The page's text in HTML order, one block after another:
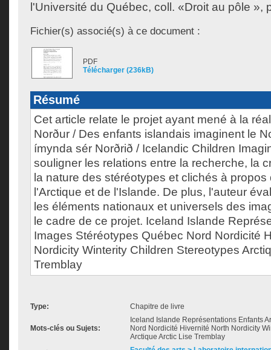
l'Université du Québec, coll. «Droit au pôle »,
Fichier(s) associé(s) à ce document :
PDF
Télécharger (236kB)
Résumé
Cet article relate le projet ayant mené à la
Norður / Des enfants islandais imaginent le
ímynda sér Norðrið / Icelandic Children
souligner les relations entre la recherche, la
la nature des stéréotypes et clichés à propos
l'Arctique et de l'Islande. De plus, l'auteur
les éléments nationaux et universels des
le cadre de ce projet. Iceland Islande
Images Stéréotypes Québec Nord Nordicité
Nordicity Winterity Children Stereotypes
Tremblay
Type: Chapitre de livre
Mots-clés ou Sujets:
Iceland Islande Représentations Enfants
Nord Nordicité Hivernité North Nordicity
Arctique Arctic Lise Tremblay